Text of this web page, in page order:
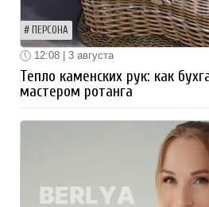
ПЕРСОНА
12:08 | 3 августа
Тепло каменских рук: как
мастером ротанга